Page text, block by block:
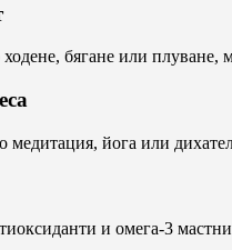
бягане или
медитация, йога или
и омега-3